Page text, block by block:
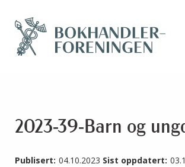
2023-39-Barn og
Publisert: 04.10.2023 Sist oppdatert: